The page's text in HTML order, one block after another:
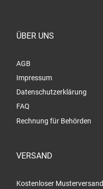
ÜBER UNS
AGB
Impressum
Datenschutzerklärung
FAQ
Rechnung für Behörden
VERSAND
Kostenloser Musterversand